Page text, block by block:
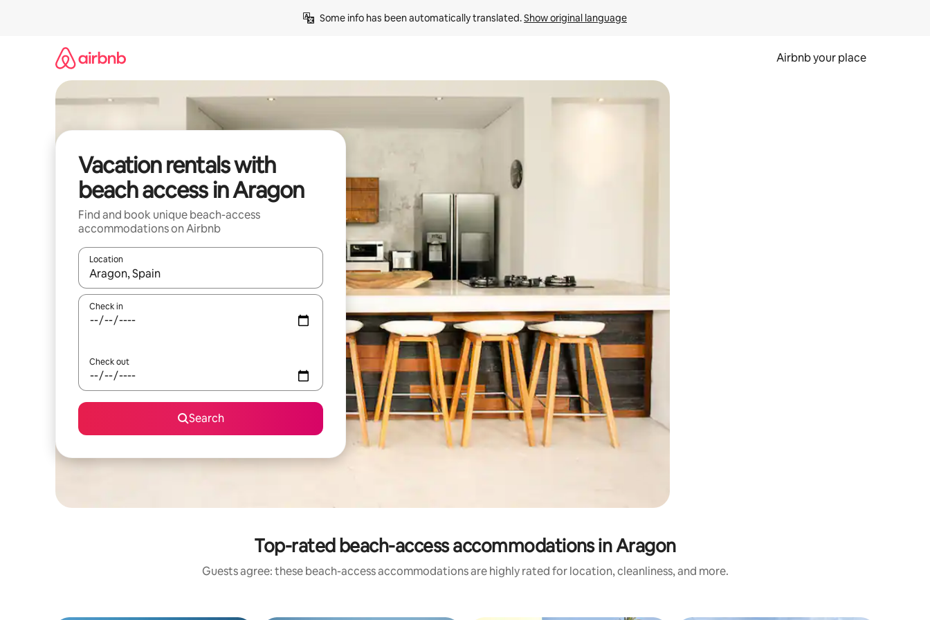
Some info has been automatically translated. Show original language
Airbnb your place
Vacation rentals with
beach access in Aragon
Find and book unique beach-access
accommodations on Airbnb
Location
When results are available, navigate with up and down arrow keys or explore by touch or swipe gestures.
Check in
Check out
Search
Top-rated beach-access accommodations in Aragon
Guests agree: these beach-access accommodations are highly rated for location, cleanliness, and more.